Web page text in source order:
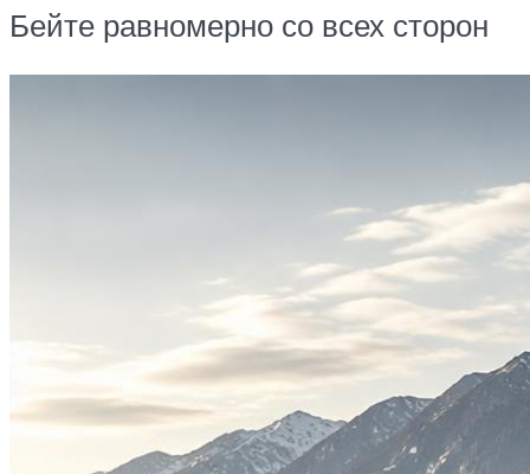
Бейте равномерно со всех сторон